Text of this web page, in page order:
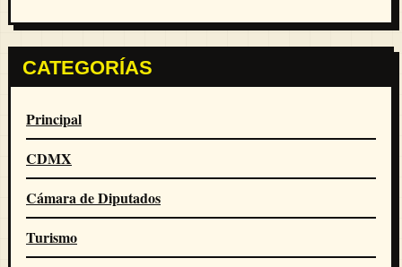
CATEGORÍAS
Principal
CDMX
Cámara de Diputados
Turismo